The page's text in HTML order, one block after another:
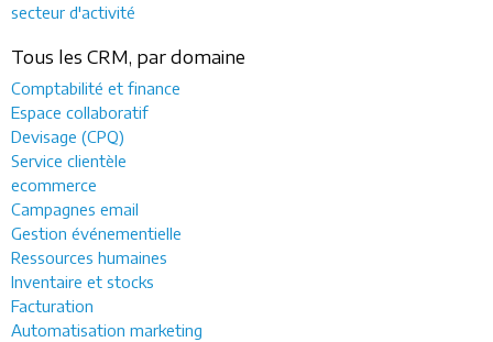
secteur d'activité
Tous les CRM, par domaine
Comptabilité et finance
Espace collaboratif
Devisage (CPQ)
Service clientèle
ecommerce
Campagnes email
Gestion événementielle
Ressources humaines
Inventaire et stocks
Facturation
Automatisation marketing